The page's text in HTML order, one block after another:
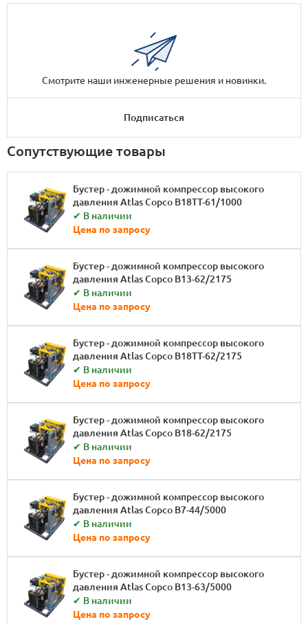
Смотрите наши инженерные решения и новинки.
Подписаться
Сопутствующие товары
Бустер - дожимной компрессор высокого
давления Atlas Copco B18TT-61/1000
✔ В наличии
Цена по запросу
Бустер - дожимной компрессор высокого
давления Atlas Copco B13-62/2175
✔ В наличии
Цена по запросу
Бустер - дожимной компрессор высокого
давления Atlas Copco B18TT-62/2175
✔ В наличии
Цена по запросу
Бустер - дожимной компрессор высокого
давления Atlas Copco B18-62/2175
✔ В наличии
Цена по запросу
Бустер - дожимной компрессор высокого
давления Atlas Copco B7-44/5000
✔ В наличии
Цена по запросу
Бустер - дожимной компрессор высокого
давления Atlas Copco B13-63/5000
✔ В наличии
Цена по запросу